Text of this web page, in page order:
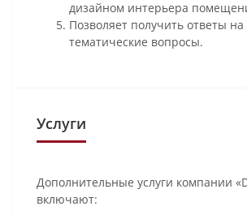
дизайном интерьера
Позволяет получить ответы на
тематические вопросы.
Услуги
Дополнительные услуги компании
включают: